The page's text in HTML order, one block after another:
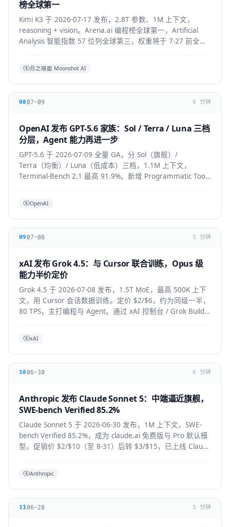
榜全球第一
Kimi K3 于 2026-07-17 发布，2.8T 参数、1M 上下文，
reasoning + vision。Arena.ai 编程榜全球第一，Artificial
Analysis 智能指数 57 位列全球第三，权重将于 7-27 前全部
月之暗面 Moonshot AI
0807-09 6 分钟
OpenAI 发布 GPT-5.6 家族：Sol / Terra / Luna 三档
分层，Agent 能力再进一步
GPT-5.6 于 2026-07-09 全量 GA，分 Sol（旗舰）/
Terra（均衡）/ Luna（低成本）三档，1.1M 上下文，
Terminal-Bench 2.1 最高 91.9%。新增 Programmatic Tool
OpenAI
0907-08 5 分钟
xAI 发布 Grok 4.5：与 Cursor 联合训练，Opus 级
能力半价定价
Grok 4.5 于 2026-07-08 发布，1.5T MoE，最高 500K 上下
文，用 Cursor 会话数据训练。定价 $2/$6，约为同级一半，
80 TPS，主打编程与 Agent。通过 xAI 控制台 / Grok Build /
xAI
1006-30 6 分钟
Anthropic 发布 Claude Sonnet 5：中端逼近旗舰，
SWE-bench Verified 85.2%
Claude Sonnet 5 于 2026-06-30 发布，1M 上下文，SWE-
bench Verified 85.2%，成为 claude.ai 免费版与 Pro 默认模
型。促销价 $2/$10（至 8-31）后转 $3/$15，已上线 Claude
Anthropic
1106-28 5 分钟